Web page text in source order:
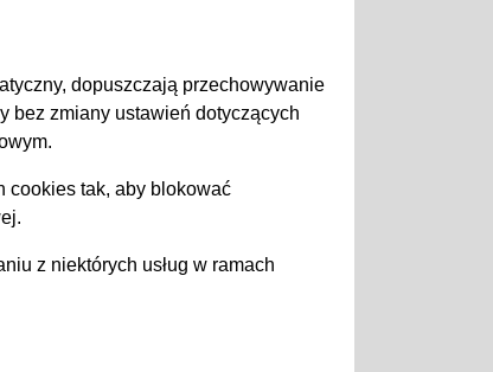
dopuszczają przechowywanie
bez zmiany ustawień dotyczących
cookies tak, aby blokować
z niektórych usług w ramach